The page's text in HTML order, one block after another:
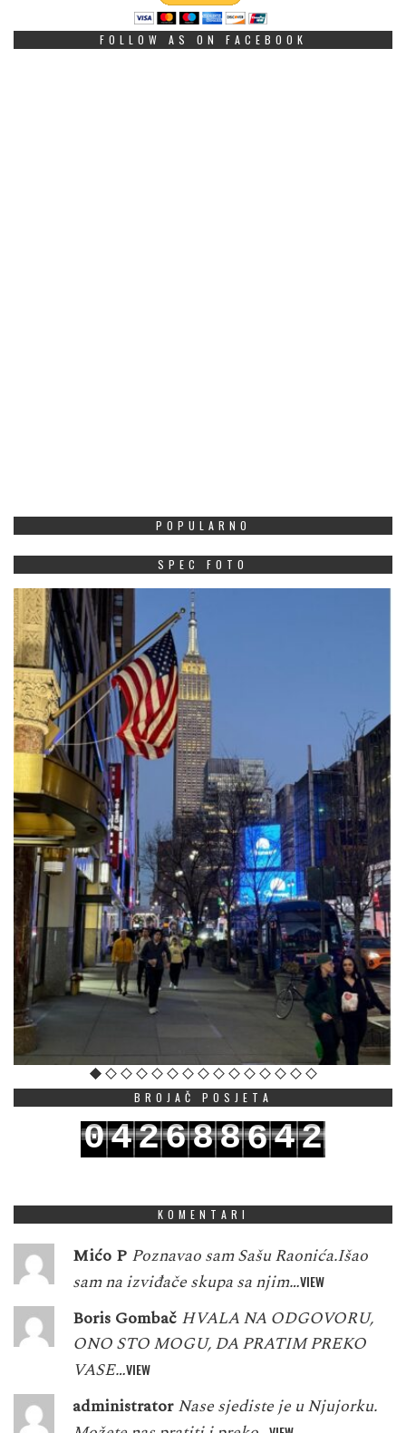
FOLLOW AS ON FACEBOOK
POPULARNO
SPEC FOTO
BROJAČ POSJETA
042688642
KOMENTARI
Mićo P Poznavao sam Sašu Raonića.Išao
sam na izviđače skupa sa njim…VIEW
Boris Gombač HVALA NA ODGOVORU,
ONO STO MOGU, DA PRATIM PREKO
VASE…VIEW
administrator Nase sjediste je u Njujorku.